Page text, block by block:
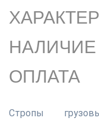
НАЛИЧИЕ
ОПЛАТА
Стропы